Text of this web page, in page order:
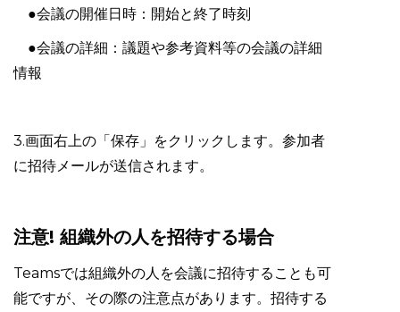
●会議の開催日時：開始と終了時刻
●会議の詳細：議題や参考資料等の会議の詳細
情報
3.画面右上の「保存」をクリックします。参加者
に招待メールが送信されます。
注意! 組織外の人を招待する場合
Teamsでは組織外の人を会議に招待することも可
能ですが、その際の注意点があります。招待する